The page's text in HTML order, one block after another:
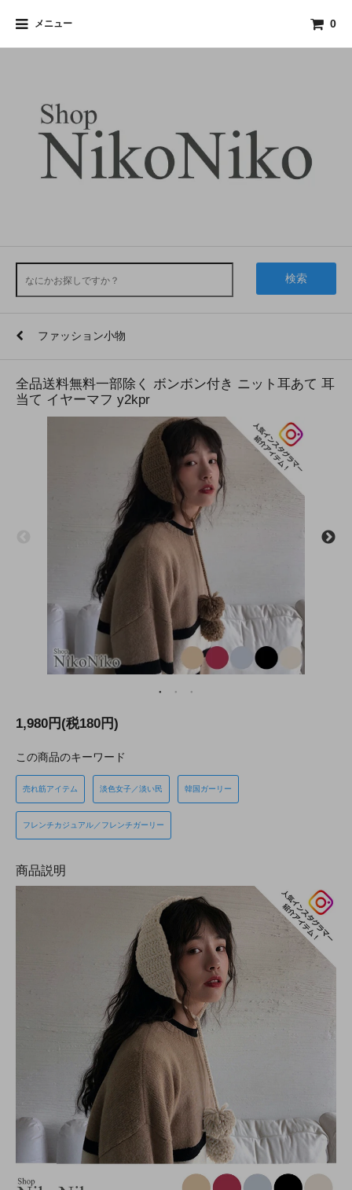
メニュー 0
検索
ファッション小物
全品送料無料一部除く ボンボン付き ニット耳あて 耳
当て イヤーマフ y2kpr
1,980円(税180円)
この商品のキーワード
売れ筋アイテム 淡色女子／淡い民 韓国ガーリー
フレンチカジュアル／フレンチガーリー
商品説明